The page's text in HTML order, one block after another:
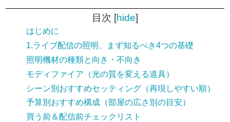
目次 [hide]
はじめに
1.ライブ配信の照明、まず知るべき4つの基礎
照明機材の種類と向き・不向き
モディファイア（光の質を変える道具）
シーン別おすすめセッティング（再現しやすい順）
予算別おすすめ構成（部屋の広さ別の目安）
買う前＆配信前チェックリスト